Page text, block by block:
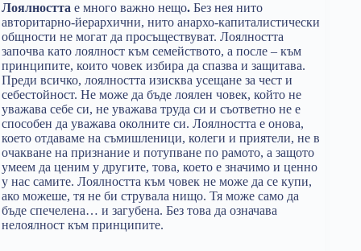
Лоялността е много важно нещо. Без нея нито
авторитарно-йерархични, нито анархо-капиталистически
общности не могат да просъществуват. Лоялността
започва като лоялност към семейството, а после – към
принципите, които човек избира да спазва и защитава.
Преди всичко, лоялността изисква усещане за чест и
себестойност. Не може да бъде лоялен човек, който не
уважава себе си, не уважава труда си и съответно не е
способен да уважава околните си. Лоялността е онова,
което отдаваме на съмишленици, колеги и приятели, не в
очакване на признание и потупване по рамото, а защото
умеем да ценим у другите, това, което е значимо и ценно
у нас самите. Лоялността към човек не може да се купи,
ако можеше, тя не би струвала нищо. Тя може само да
бъде спечелена… и загубена. Без това да означава
нелоялност към принципите.